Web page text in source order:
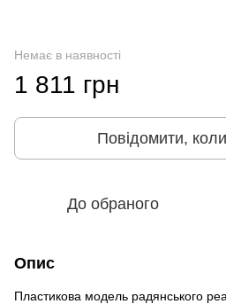
Немає в наявності
1 811 грн
Повідомити,
До обраного
Опис
Пластикова модель радянського